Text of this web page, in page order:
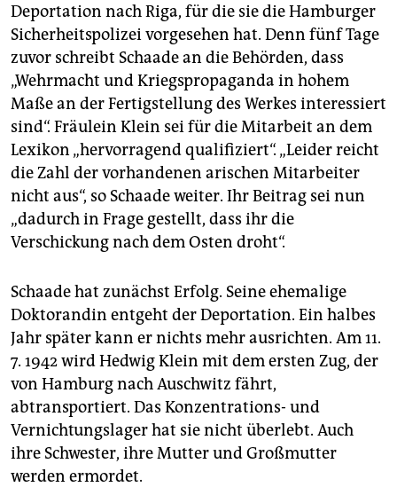
Deportation nach Riga, für die sie die Hamburger
Sicherheitspolizei vorgesehen hat. Denn fünf Tage
zuvor schreibt Schaade an die Behörden, dass
„Wehrmacht und Kriegspropaganda in hohem
Maße an der Fertigstellung des Werkes interessiert
sind“. Fräulein Klein sei für die Mitarbeit an dem
Lexikon „hervorragend qualifiziert“. „Leider reicht
die Zahl der vorhandenen arischen Mitarbeiter
nicht aus“, so Schaade weiter. Ihr Beitrag sei nun
„dadurch in Frage gestellt, dass ihr die
Verschickung nach dem Osten droht“.
Schaade hat zunächst Erfolg. Seine ehemalige
Doktorandin entgeht der Deportation. Ein halbes
Jahr später kann er nichts mehr ausrichten. Am 11.
7. 1942 wird Hedwig Klein mit dem ersten Zug, der
von Hamburg nach ­Auschwitz fährt,
abtransportiert. Das Konzentrations- und
Vernichtungslager hat sie nicht überlebt. Auch
ihre Schwester, ihre Mutter und Großmutter
werden ermordet.